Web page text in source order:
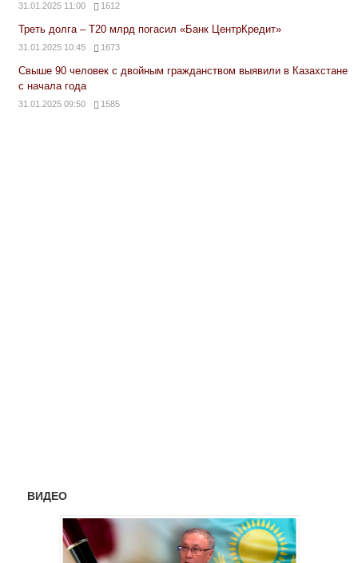
31.01.2025 11:00 1612
Треть долга – Т20 млрд погасил «Банк ЦентрКредит»
31.01.2025 10:45 1673
Свыше 90 человек с двойным гражданством выявили в Казахстане
с начала года
31.01.2025 09:50 1585
ВИДЕО